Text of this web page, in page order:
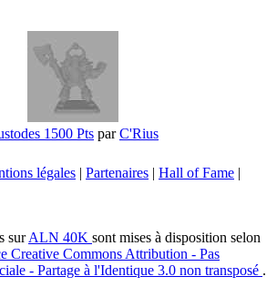
1500 Pts parC'Rius
légales | Partenaires | Hall of Fame |
surALN 40K sont mises à disposition selon
Creative Commons Attribution - Pas
- Partage à l'Identique 3.0 non transposé .